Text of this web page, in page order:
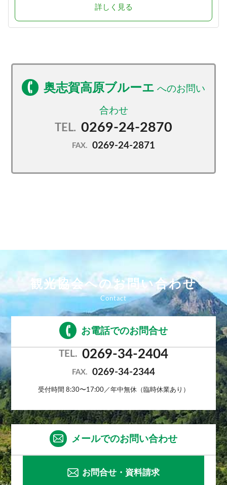
詳しく見る
奥志賀高原ブルーエ
TEL. 0269-24-2870
FAX. 0269-24-2871
観光協会へのお問い合わせ
お電話でのお問合せ
TEL. 0269-34-2404
FAX. 0269-34-2344
受付時間 8:30〜17:00／年中無休（臨時休業あり）
メールでのお問い合わせ
お問合せ・資料請求